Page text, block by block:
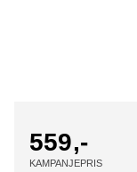
559,-
KAMPANJEPRIS